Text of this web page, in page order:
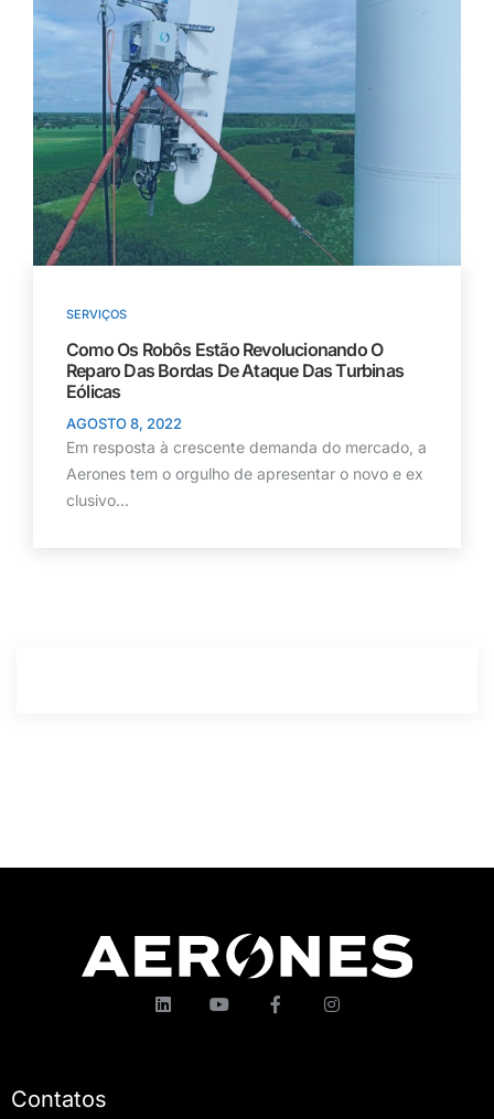
SERVIÇOS
Como Os Robôs Estão Revolucionando O
Reparo Das Bordas De Ataque Das Turbinas
Eólicas
AGOSTO 8, 2022
Em resposta à crescente demanda do mercado, a
Aerones tem o orgulho de apresentar o novo e ex
clusivo...
Contatos